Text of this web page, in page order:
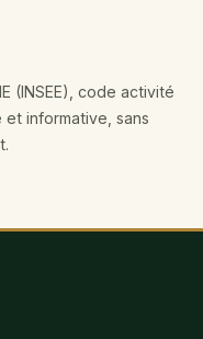
(INSEE), code activité
et informative, sans